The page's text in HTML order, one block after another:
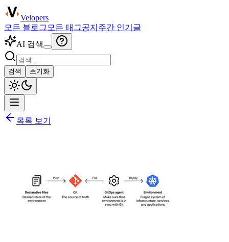
Velopers
모든 블로그 모든 태그공지 주간 인기글
AI 검색
검색 초기화
목록 보기